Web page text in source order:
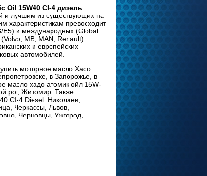
Oil 15W40 CI-4 дизель
и лучшим из существующих на
характеристикам превосходит
E5) и международных (Global
MB, MAN, Renault).
и европейских
автомобилей.
моторное масло Xado
в Запорожье, в
масло хадо атомик ойл 15W-
рог, Житомир. Также
CI-4 Diesel: Николаев,
Черкассы, Львов,
Черновцы, Ужгород,